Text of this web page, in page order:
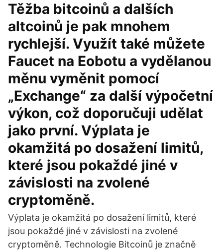
Těžba bitcoinů a dalších
altcoinů je pak mnohem
rychlejší. Využít také můžete
Faucet na Eobotu a vydělanou
měnu vyměnit pomocí
„Exchange“ za další výpočetní
výkon, což doporučuji udělat
jako první. Výplata je
okamžitá po dosažení limitů,
které jsou pokaždé jiné v
závislosti na zvolené
cryptoměně.
Výplata je okamžitá po dosažení limitů, které
jsou pokaždé jiné v závislosti na zvolené
cryptoměně. Technologie Bitcoinů je značně